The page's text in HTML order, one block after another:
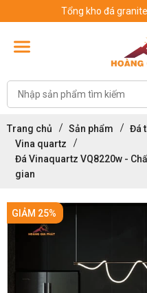
Tổng kho đá
Trang chủ Sản phẩm
Đá
Vina quartz
Đá Vinaquartz VQ8220w -
gian
GIẢM 25%